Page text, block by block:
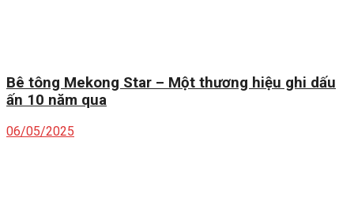
Bê tông Mekong Star – Một thương hiệu ghi dấu
ấn 10 năm qua
06/05/2025